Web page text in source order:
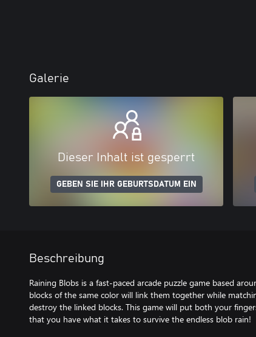
Galerie
Dieser Inhalt ist gesperrt
GEBEN SIE IHR GEBURTSDATUM EIN
Beschreibung
Raining Blobs is a fast-paced arcade puzzle game based
blocks of the same color will link them together while
destroy the linked blocks. This game will put both your
that you have what it takes to survive the endless blob rain!